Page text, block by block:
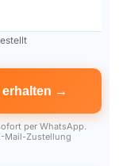
per WhatsApp.
Mail-Zustellung